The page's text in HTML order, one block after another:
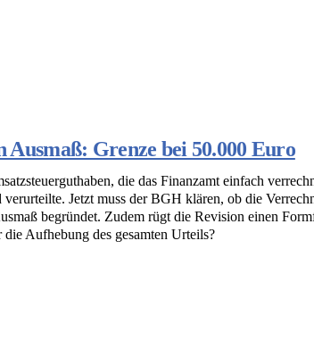
Grenze bei 50.000 Euro
die das Finanzamt einfach
Jetzt muss der BGH klären, ob die
begründet. Zudem rügt die Revision einen
Aufhebung des gesamten Urteils?